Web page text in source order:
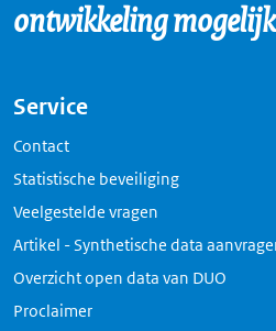
ontwikkeling mogelijk
Service
Contact
Statistische beveiliging
Veelgestelde vragen
Artikel - Synthetische data
Overzicht open data van DUO
Proclaimer